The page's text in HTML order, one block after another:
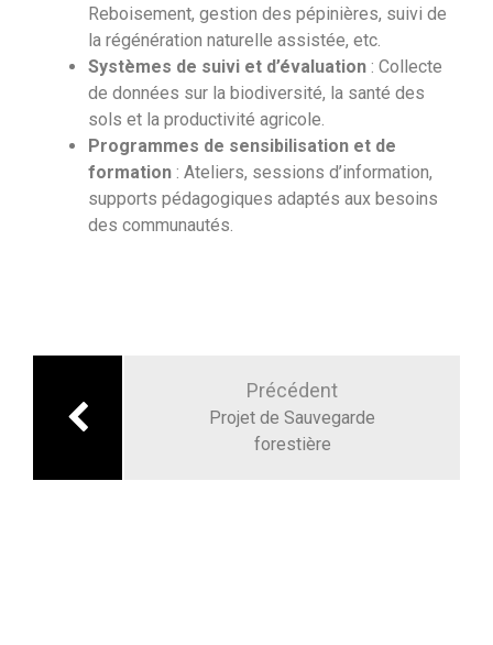
Reboisement, gestion des pépinières, suivi de
la régénération naturelle assistée, etc.
Systèmes de suivi et d’évaluation : Collecte
de données sur la biodiversité, la santé des
sols et la productivité agricole.
Programmes de sensibilisation et de
formation : Ateliers, sessions d’information,
supports pédagogiques adaptés aux besoins
des communautés.
Précédent
Projet de Sauvegarde
forestière